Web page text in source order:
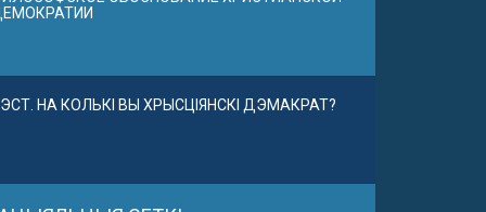
НА КОЛЬКІ ВЫ ХРЫСЦІЯНСКІ ДЭМАКРАТ?